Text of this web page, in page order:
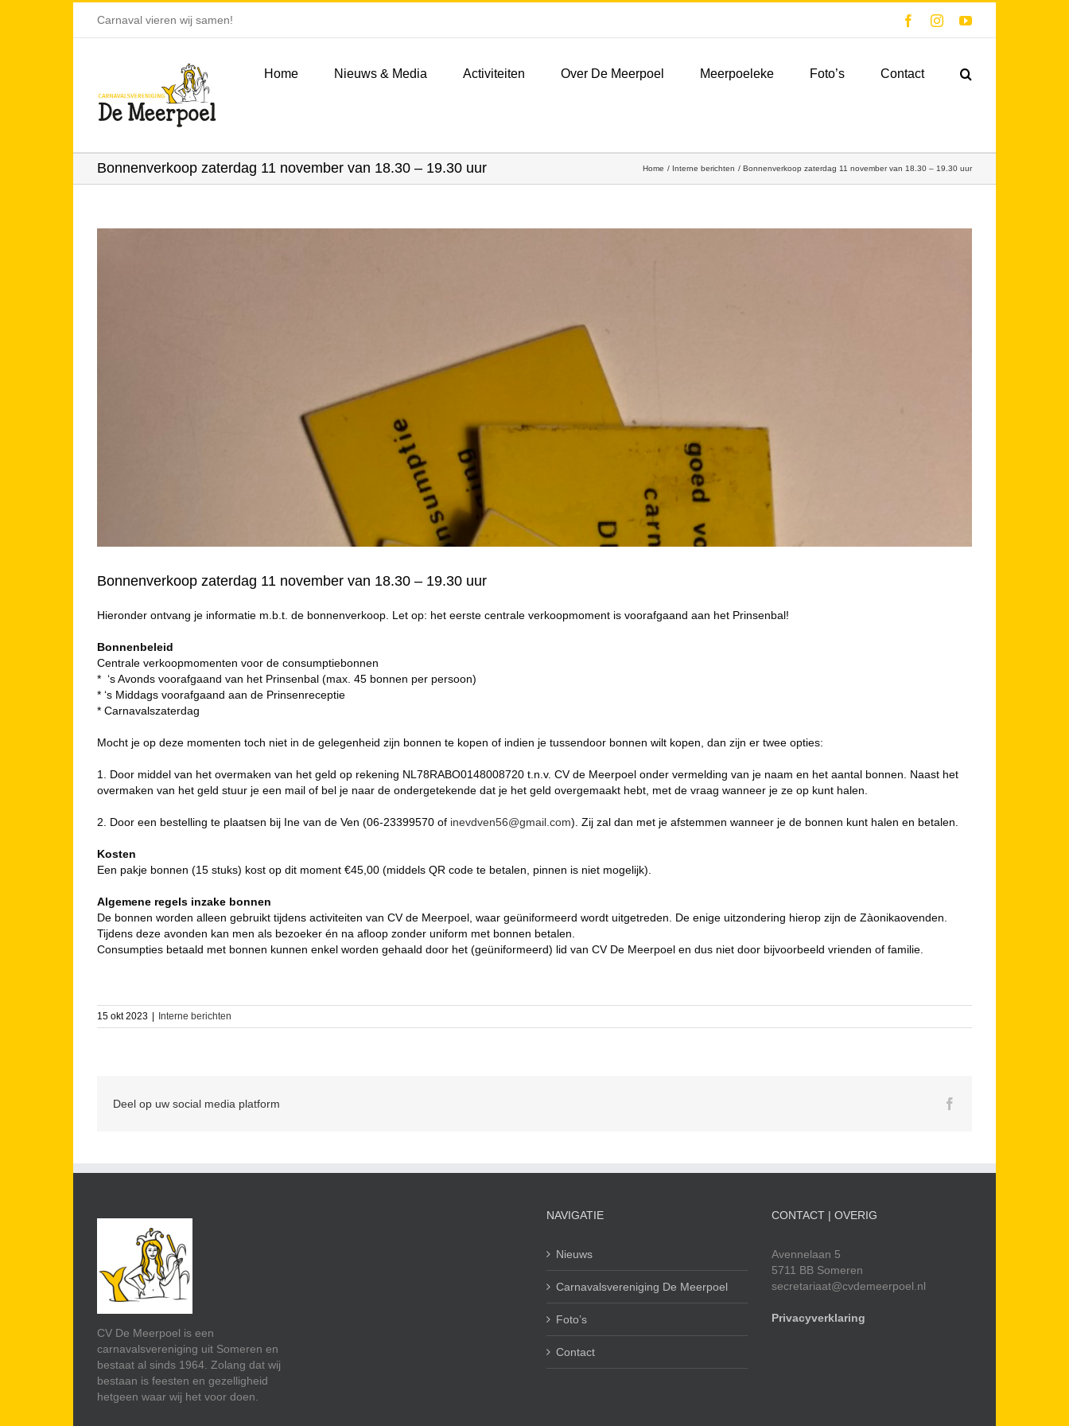
Carnaval vieren wij samen! FacebookInstagramYouTube
Home Nieuws & Media Activiteiten Over De Meerpoel Meerpoeleke Foto’s Contact
Bonnenverkoop zaterdag 11 november van 18.30 – 19.30 uur Home Interne berichten Bonnenverkoop zaterdag 11 november van 18.30 – 19.30 uur
Bonnenverkoop zaterdag 11 november van 18.30 – 19.30 uur
Hieronder ontvang je informatie m.b.t. de bonnenverkoop. Let op: het eerste centrale verkoopmoment is voorafgaand aan het Prinsenbal!
Bonnenbeleid
Centrale verkoopmomenten voor de consumptiebonnen
* ‘s Avonds voorafgaand van het Prinsenbal (max. 45 bonnen per persoon)
* ‘s Middags voorafgaand aan de Prinsenreceptie
* Carnavalszaterdag
Mocht je op deze momenten toch niet in de gelegenheid zijn bonnen te kopen of indien je tussendoor bonnen wilt kopen, dan zijn er twee opties:
1. Door middel van het overmaken van het geld op rekening NL78RABO0148008720 t.n.v. CV de Meerpoel onder vermelding van je naam en het aantal bonnen. Naast het
overmaken van het geld stuur je een mail of bel je naar de ondergetekende dat je het geld overgemaakt hebt, met de vraag wanneer je ze op kunt halen.
2. Door een bestelling te plaatsen bij Ine van de Ven (06-23399570 of inevdven56@gmail.com). Zij zal dan met je afstemmen wanneer je de bonnen kunt halen en betalen.
Kosten
Een pakje bonnen (15 stuks) kost op dit moment €45,00 (middels QR code te betalen, pinnen is niet mogelijk).
Algemene regels inzake bonnen
De bonnen worden alleen gebruikt tijdens activiteiten van CV de Meerpoel, waar geüniformeerd wordt uitgetreden. De enige uitzondering hierop zijn de Zàonikaovenden.
Tijdens deze avonden kan men als bezoeker én na aﬂoop zonder uniform met bonnen betalen.
Consumpties betaald met bonnen kunnen enkel worden gehaald door het (geüniformeerd) lid van CV De Meerpoel en dus niet door bijvoorbeeld vrienden of familie.
15 okt 2023 Interne berichten
Deel op uw social media platform
CV De Meerpoel is een
carnavalsvereniging uit Someren en
bestaat al sinds 1964. Zolang dat wij
bestaan is feesten en gezelligheid
hetgeen waar wij het voor doen.
NAVIGATIE
Nieuws
Carnavalsvereniging De Meerpoel
Foto’s
Contact
CONTACT | OVERIG
Avennelaan 5
5711 BB Someren
secretariaat@cvdemeerpoel.nl
Privacyverklaring